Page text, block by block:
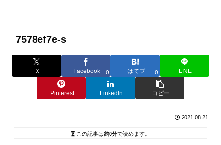
7578ef7e-s
X Facebook 0 はてブ 0 LINE
Pinterest LinkedIn コピー
2021.08.21
この記事は約0分で読めます。